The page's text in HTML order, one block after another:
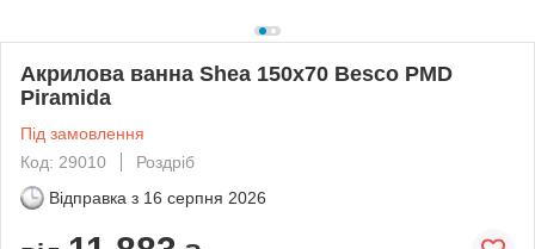
Акрилова ванна Shea 150х70 Besco PMD
Piramida
Під замовлення
Код: 29010
Роздріб
Відправка з 16 серпня 2026